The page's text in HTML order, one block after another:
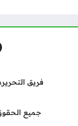
فريق التحرير
جميع